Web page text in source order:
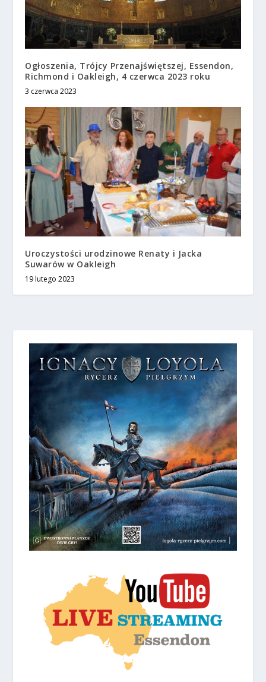
Ogłoszenia, Trójcy Przenajświętszej, Essendon,
Richmond i Oakleigh, 4 czerwca 2023 roku
3 czerwca 2023
Uroczystości urodzinowe Renaty i Jacka
Suwarów w Oakleigh
19 lutego 2023